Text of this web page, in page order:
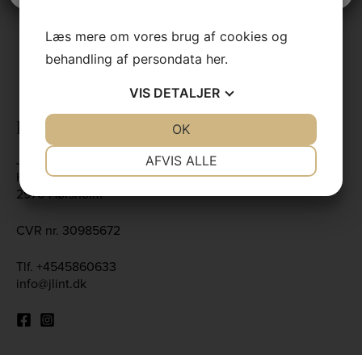
Dec 3
Dec 2
Nov 29
Nov 26
Nov 25
Kontaktinformation
Jens Lyngsøe Interieur A/S
Hovedgaden 39
2970 Hørsholm
CVR nr. 30985672
Tlf. +4545860633
info@jlint.dk
Læs mere om vores brug af cookies og
behandling af persondata her.
VIS DETALJER
AFVIS ALLE
OK